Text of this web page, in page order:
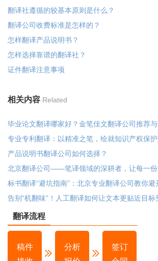
翻译社遵循的较基本原则是什么？
翻译公司收费标准是怎样的？
怎样翻译产品说明书？
怎样选择靠谱的翻译社？
证件翻译注意事项
相关内容 Related
专业专利翻译：以精准之笔，绘就知识产权保
产品说明书翻译公司如何选择？
告别“机翻味”！人工翻译如何让文本更贴近目标
翻译流程
稿件
分析
签订